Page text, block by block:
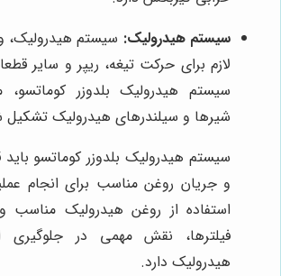
سیستم هیدرولیک: سیستم هیدرولیک،
لازم برای حرکت تیغه، ریپر و سایر
سیستم هیدرولیک بلدوزر کوماتسو،
شیرها و سیلندرهای هیدرولیک
سیستم هیدرولیک بلدوزر کوماتسو باید
و جریان روغن مناسب برای انجام
استفاده از روغن هیدرولیک
فیلترها، نقش مهمی در جلوگیری
هیدرولیک دارد.